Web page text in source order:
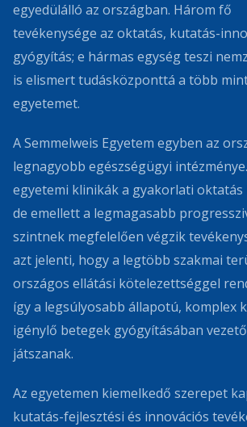
egyedülálló az országban. Három fő
tevékenysége az oktatás, kutatás-
gyógyítás; e hármas egység teszi
is elismert tudásközponttá a több
egyetemet.
A Semmelweis Egyetem egyben az
legnagyobb egészségügyi
egyetemi klinikák a gyakorlati oktatás
de emellett a legmagasabb
szintnek megfelelően végzik
azt jelenti, hogy a legtöbb szakmai
országos ellátási kötelezettséggel
így a legsúlyosabb állapotú, komplex
igénylő betegek gyógyításában
játszanak.
Az egyetemen kiemelkedő szerepet
kutatás-fejlesztési és innovációs